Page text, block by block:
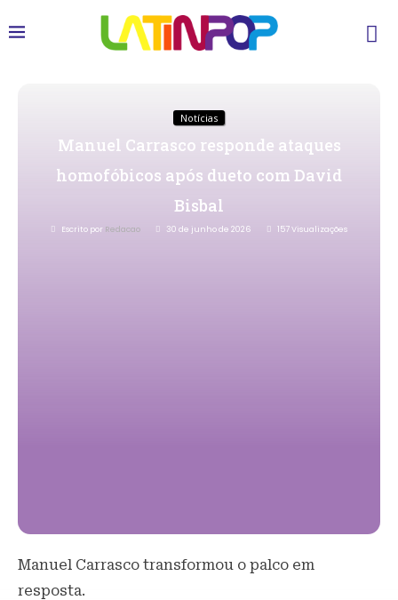
Notícias
Manuel Carrasco responde ataques
homofóbicos após dueto com David
Bisbal
Escrito por Redacao 30 de junho de 2026 157Visualizações
Manuel Carrasco transformou o palco em
resposta.